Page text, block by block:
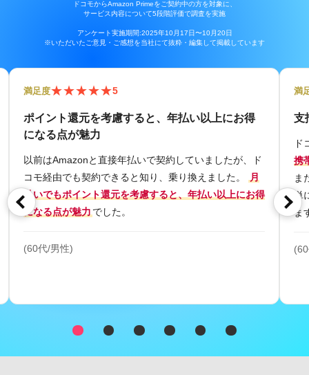
ドコモからAmazon Primeをご契約中の方を対象に、
サービス内容について5段階評価で調査を実施
アンケート実施期間:2025年10月17日〜10月20日
※いただいたご意見・ご感想を当社にて抜粋・編集して掲載しています
満足度★★★★★5
ポイント還元を考慮すると、年払い以上にお得
になる点が魅力
以前はAmazonと直接年払いで契約していましたが、ド
コモ経由でも契約できると知り、乗り換えました。
月
払いでもポイント還元を考慮すると、年払い以上にお得
になる点が魅力でした。
(60代/男性)
満
支
ド
携
ま
単
ま